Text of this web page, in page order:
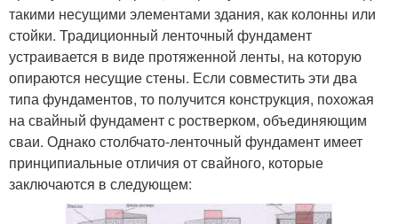
такими несущими элементами здания, как колонны или
стойки. Традиционный ленточный фундамент
устраивается в виде протяженной ленты, на которую
опираются несущие стены. Если совместить эти два
типа фундаментов, то получится конструкция, похожая
на свайный фундамент с ростверком, объединяющим
сваи. Однако столбчато-ленточный фундамент имеет
принципиальные отличия от свайного, которые
заключаются в следующем: